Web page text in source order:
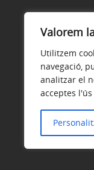
Valorem
Utilitzem
navegació,
analitzar el
acceptes
Horari
De dilluns
Avís legal